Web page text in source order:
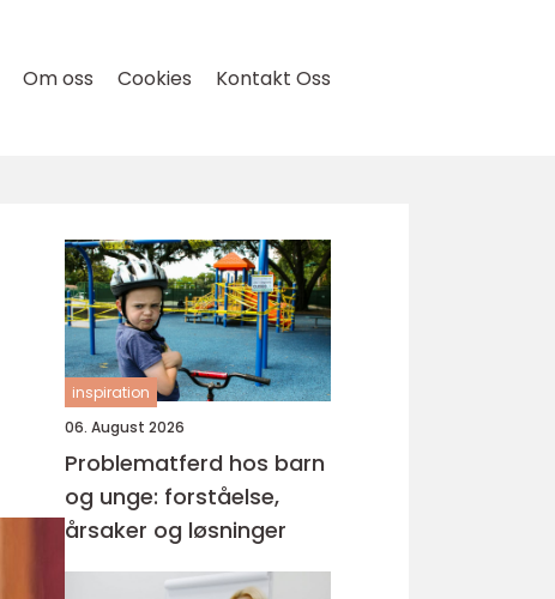
Om oss Cookies Kontakt Oss
inspiration
06. August 2026
Problematferd hos barn
og unge: forståelse,
årsaker og løsninger